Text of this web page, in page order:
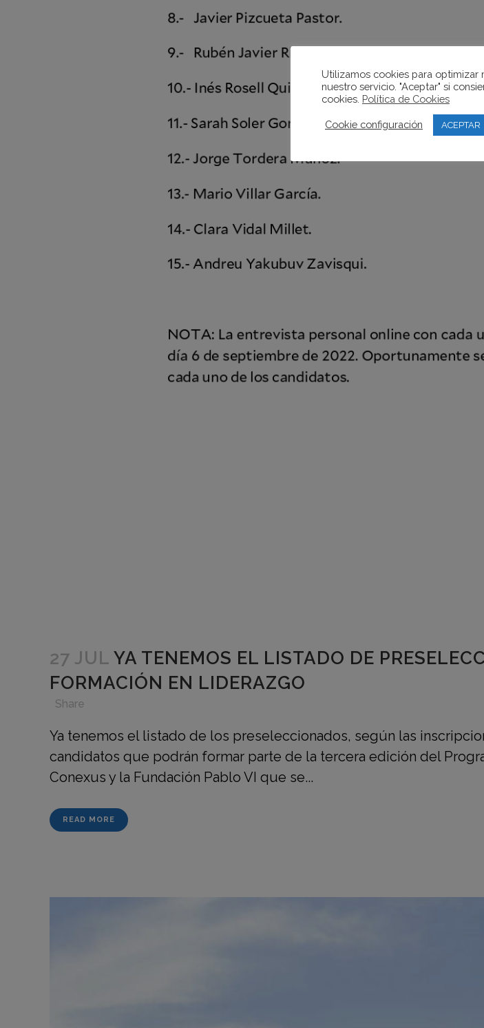
27 JUL YA TENEMOS EL LISTADO DE
FORMACIÓN EN LIDERAZGO
Share
Ya tenemos el listado de los preseleccionados, según las
candidatos que podrán formar parte de la tercera edición del
Conexus y la Fundación Pablo VI que se...
READ MORE
Utilizamos cookies para optimizar
nuestro servicio. "Aceptar" si
cookies. Política de Cookies
Cookie configuración ACEPTAR